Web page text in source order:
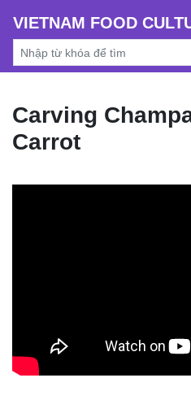
VIETNAM FOOD
Carving
Carrot